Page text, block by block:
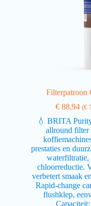
Filterpatroon
€88,94 (€
💧 BRITA
allround filter
prestaties en
chloorreductie.
verbetert smaak
Rapid‑change
flushklep,